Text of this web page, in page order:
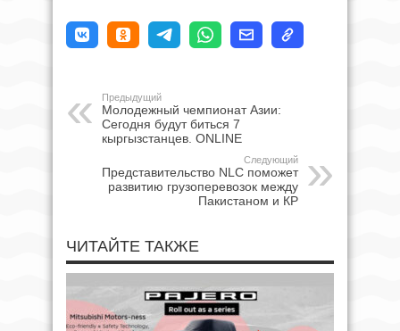
Предыдущий
Молодежный чемпионат Азии:
Сегодня будут биться 7
кыргызстанцев. ONLINE
Следующий
Представительство NLC поможет
развитию грузоперевозок между
Пакистаном и КР
ЧИТАЙТЕ ТАКЖЕ